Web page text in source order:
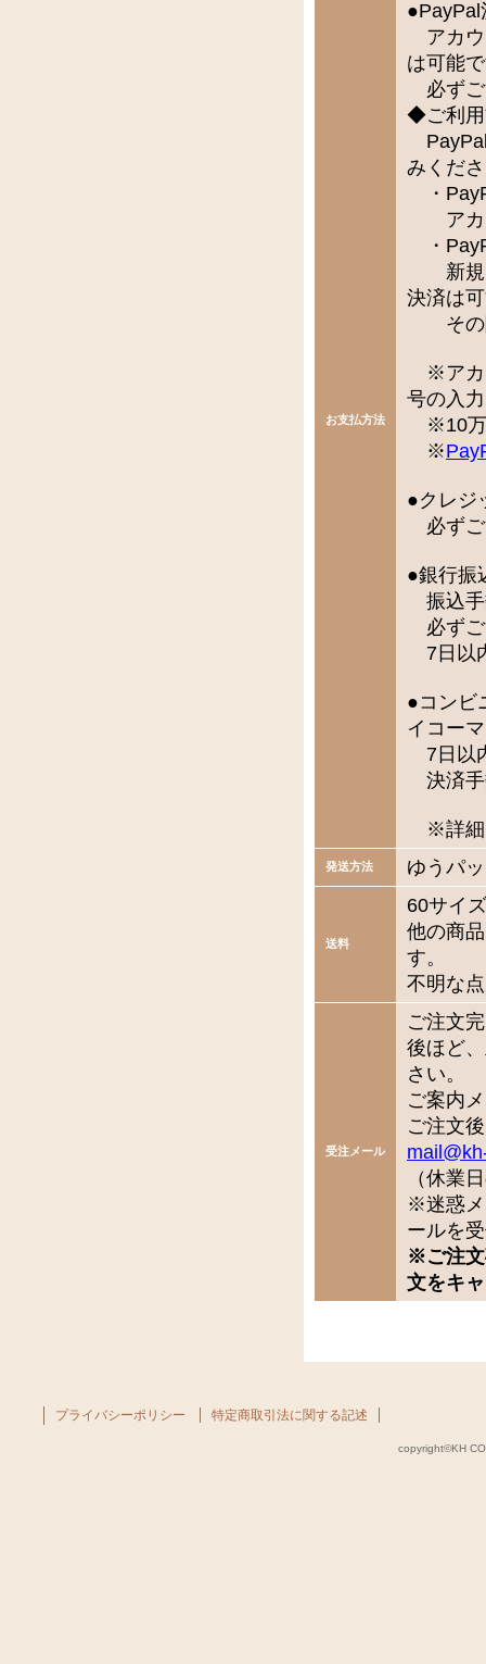
お支払方法
●PayPal
アカウ
は可能
必ずご
◆ご利
PayPal
みくだ
・
アカウ
・
新規で
決済は
その際
※アカ
号の入
※10万
※
●クレジ
必ずご
●銀行振
振込手
必ずご
7日以
●コンビ
イコー
7日以
決済手
※詳細
発送方法 ゆうパ
送料
60サイズ
他の商
す。
不明な
受注メール
ご注文
後ほど
さい。
ご案内
ご注文
（休業
※迷惑メ
ールを
※ご注文
文をキ
copyright©KH
プライバシーポリシー 特定商取引法に関する記述